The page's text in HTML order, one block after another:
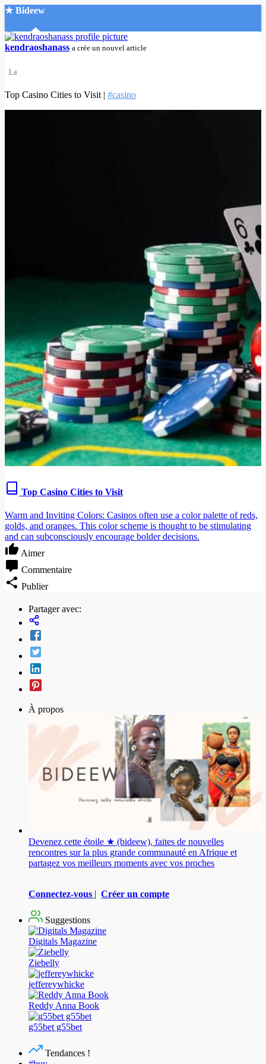
★ Bideew
Accueil
kendraoshanass a crée un nouvel article
1 a
Top Casino Cities to Visit | #casino
Top Casino Cities to Visit
Warm and Inviting Colors: Casinos often use a color palette of reds,
golds, and oranges. This color scheme is thought to be stimulating
and can subconsciously encourage bolder decisions.
Aimer
Commentaire
Publier
Partager avec:
À propos
Devenez cette étoile ★ (bideew), faites de nouvelles
rencontres sur la plus grande communauté en Afrique et
partagez vos meilleurs moments avec vos proches
Connectez-vous | Créer un compte
Suggestions
Digitals Magazine
Ziebelly
jeffereywhicke
Reddy Anna Book
g55bet g55bet
Tendances !